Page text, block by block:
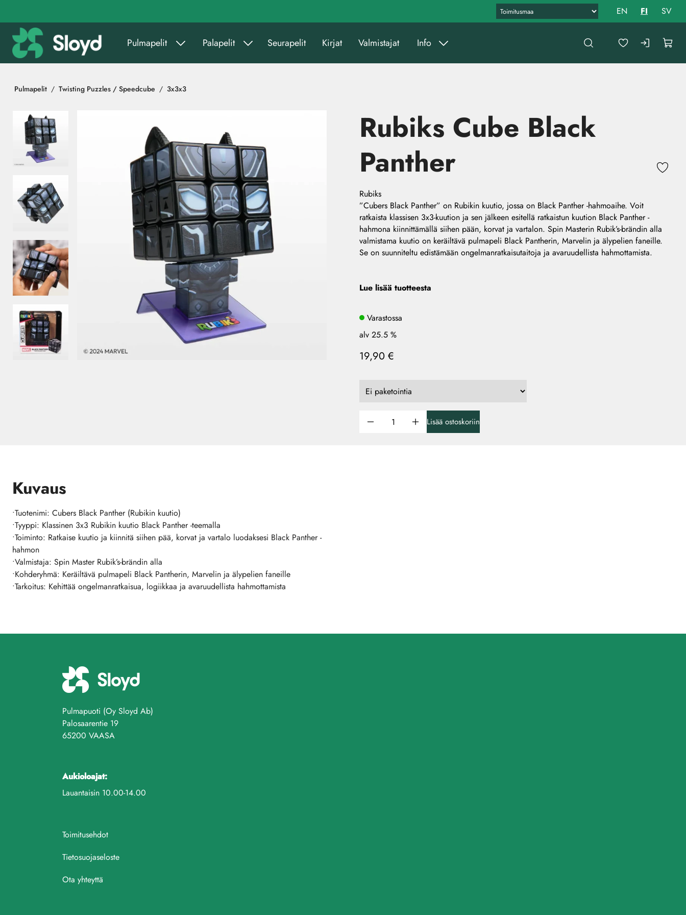
Pulmapelit Palapelit Seurapelit Kirjat Valmistajat Info
EN FI SV
Pulmapelit Twisting Puzzles / Speedcube 3x3x3
Rubiks Cube Black
Panther
Ohita kuvat
Rubiks
”Cubers Black Panther” on Rubikin kuutio, jossa on Black Panther -hahmoaihe. Voit
ratkaista klassisen 3x3-kuution ja sen jälkeen esitellä ratkaistun kuution Black Panther -
hahmona kiinnittämällä siihen pään, korvat ja vartalon. Spin Masterin Rubik’s-brändin alla
valmistama kuutio on keräiltävä pulmapeli Black Pantherin, Marvelin ja älypelien faneille.
Se on suunniteltu edistämään ongelmanratkaisutaitoja ja avaruudellista hahmottamista.
Lue lisää tuotteesta
Varastossa
alv 25.5 %
19,90 €
Lisää ostoskoriin
Kuvaus
•Tuotenimi: Cubers Black Panther (Rubikin kuutio)
•Tyyppi: Klassinen 3x3 Rubikin kuutio Black Panther -teemalla
•Toiminto: Ratkaise kuutio ja kiinnitä siihen pää, korvat ja vartalo luodaksesi Black Panther -
hahmon
•Valmistaja: Spin Master Rubik’s-brändin alla
•Kohderyhmä: Keräiltävä pulmapeli Black Pantherin, Marvelin ja älypelien faneille
•Tarkoitus: Kehittää ongelmanratkaisua, logiikkaa ja avaruudellista hahmottamista
Pulmapuoti (Oy Sloyd Ab)
Palosaarentie 19
65200 VAASA
Aukioloajat:
Lauantaisin 10.00-14.00
Toimitusehdot
Tietosuojaseloste
Ota yhteyttä